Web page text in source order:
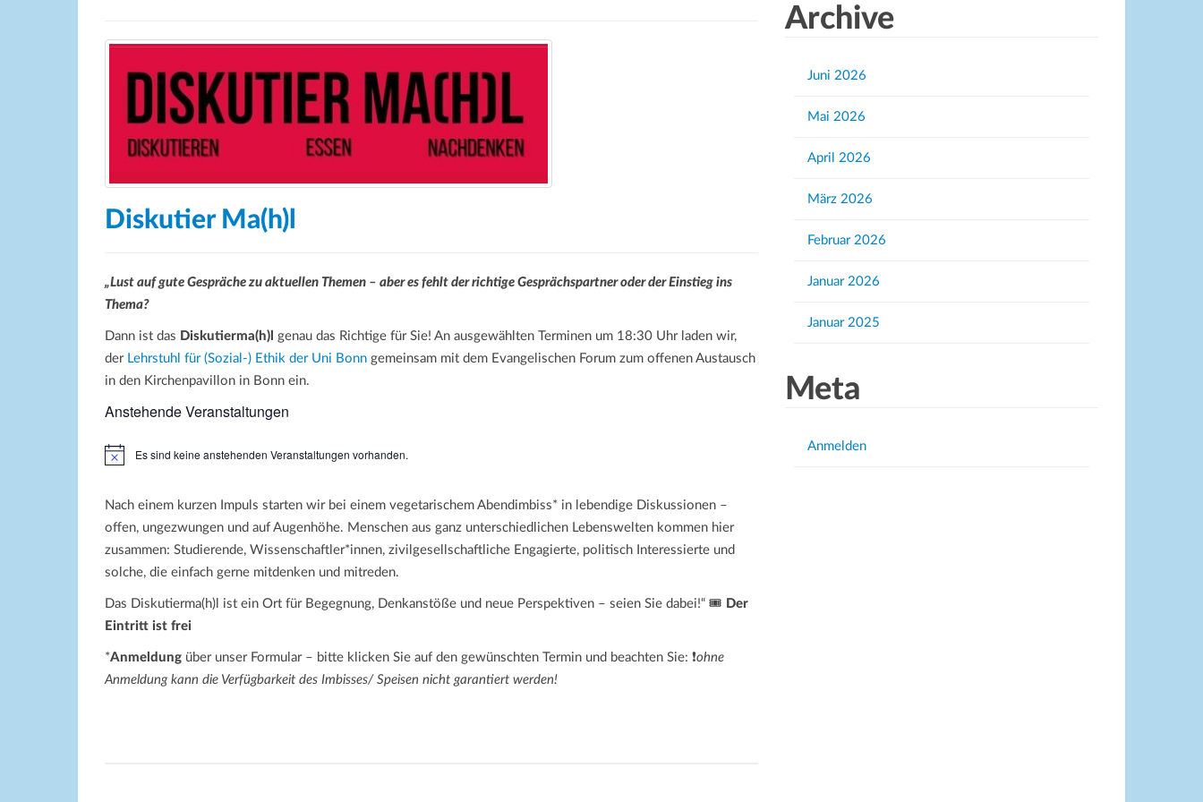
Diskutier Ma(h)l
„Lust auf gute Gespräche zu aktuellen Themen – aber es fehlt der richtige Gesprächspartner oder der Einstieg ins
Thema?
Dann ist das Diskutierma(h)l genau das Richtige für Sie! An ausgewählten Terminen um 18:30 Uhr laden wir,
der Lehrstuhl für (Sozial-) Ethik der Uni Bonn gemeinsam mit dem Evangelischen Forum zum offenen Austausch
in den Kirchenpavillon in Bonn ein.
Anstehende Veranstaltungen
H
w
i
s
Es sind keine anstehenden Veranstaltungen vorhanden.
Nach einem kurzen Impuls starten wir bei einem vegetarischem Abendimbiss* in lebendige Diskussionen –
offen, ungezwungen und auf Augenhöhe. Menschen aus ganz unterschiedlichen Lebenswelten kommen hier
zusammen: Studierende, Wissenschaftler*innen, zivilgesellschaftliche Engagierte, politisch Interessierte und
solche, die einfach gerne mitdenken und mitreden.
Das Diskutierma(h)l ist ein Ort für Begegnung, Denkanstöße und neue Perspektiven – seien Sie dabei!“ 🎟️ Der
Eintritt ist frei
*Anmeldung über unser Formular – bitte klicken Sie auf den gewünschten Termin und beachten Sie: ❗ohne
Anmeldung kann die Verfügbarkeit des Imbisses/ Speisen nicht garantiert werden!
rArchive
Juni 2026
Mai 2026
April 2026
März 2026
Februar 2026
Januar 2026
Januar 2025
Meta
Anmelden